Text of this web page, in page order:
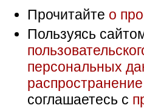
Прочитайте о
Пользуясь
персональных
соглашаетесь с